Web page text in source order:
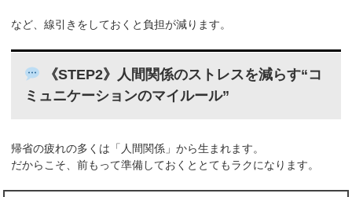
など、線引きをしておくと負担が減ります。
《STEP2》人間関係のストレスを減らす“コ
ミュニケーションのマイルール”
帰省の疲れの多くは「人間関係」から生まれます。
だからこそ、前もって準備しておくととてもラクになります。